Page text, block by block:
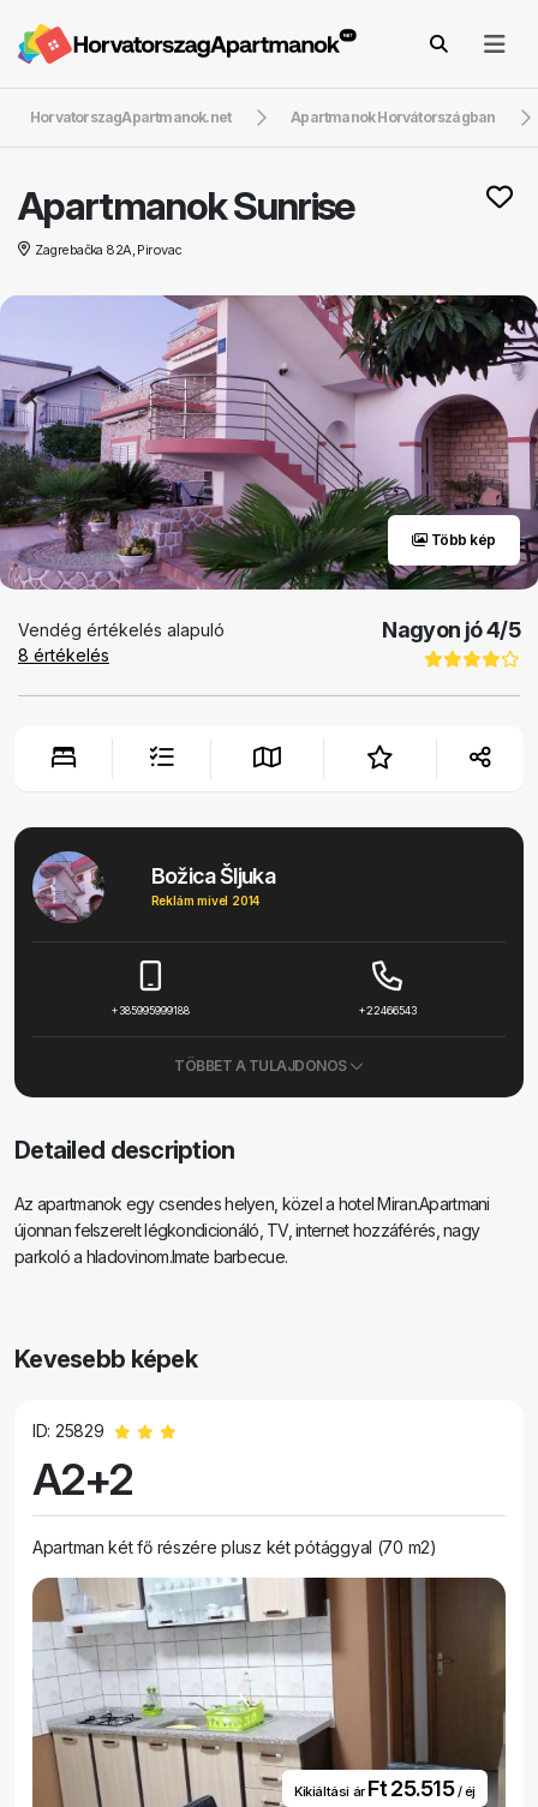
HorvatorszagApartmanok.net Apartmanok Horvátországban
Apartmanok Sunrise
Zagrebačka 82A, Pirovac
Több kép
Vendég értékelés alapuló
8 értékelés
Nagyon jó4/5
Božica Šljuka
Reklám mivel 2014
+385995999188 +22466543
TÖBBET A TULAJDONOS
Detailed description
Az apartmanok egy csendes helyen, közel a hotel Miran.Apartmani
újonnan felszerelt légkondicionáló, TV, internet hozzáférés, nagy
parkoló a hladovinom.Imate barbecue.
Kevesebb képek
ID: 25829
A2+2
Apartman két fő részére plusz két pótággyal (70 m2)
Kikiáltási ár Ft 25.515/ éj